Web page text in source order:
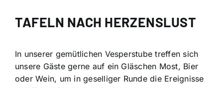
TAFELN NACH HERZENSLUST
In unserer gemütlichen Vesperstube treffen sich
unsere Gäste gerne auf ein Gläschen Most, Bier
oder Wein, um in geselliger Runde die Ereignisse